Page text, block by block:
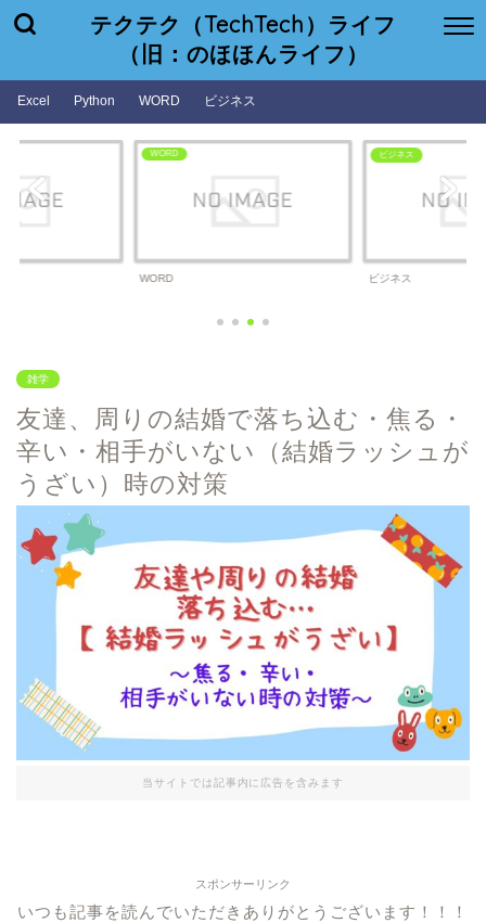
テクテク（TechTech）ライフ
（旧：のほほんライフ）
Excel Python WORD ビジネス
WORD
WORD
ビジネス
ビジネス
雑学
友達、周りの結婚で落ち込む・焦る・
辛い・相手がいない（結婚ラッシュが
うざい）時の対策
当サイトでは記事内に広告を含みます
スポンサーリンク
いつも記事を読んでいただきありがとうございます！！！